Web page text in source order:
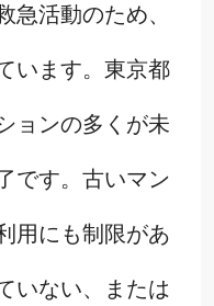
急活動のため、
います。東京都
ョンの多くが未
です。古いマン
用にも制限があ
いない、または